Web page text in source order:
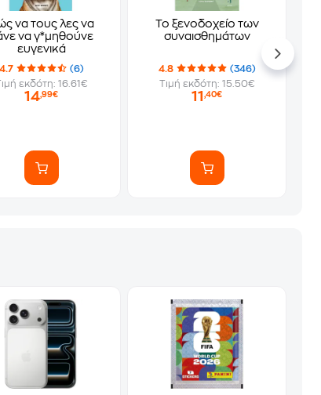
να τους λες να
να γ*μηθούνε
ευγενικά
4.7
(6)
εκδότη: 16.61€
14,99€
Το ξενοδοχείο των
συναισθημάτων
4.8
(346)
Τιμή εκδότη: 15.50€
11,40€